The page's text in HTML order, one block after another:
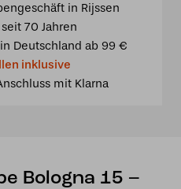
in Rijssen
70 Jahren
Deutschland ab 99 €
inklusive
mit Klarna
Bologna 15 –